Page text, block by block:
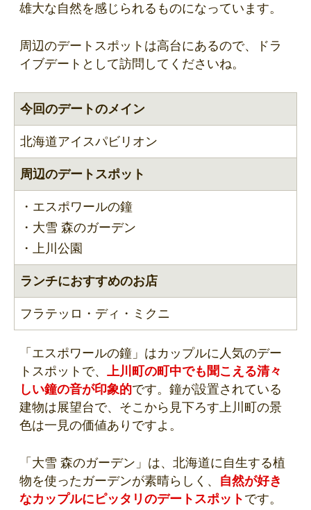
雄大な自然を感じられるものになっています。
周辺のデートスポットは高台にあるので、ドラ
イブデートとして訪問してくださいね。
今回のデートのメイン
北海道アイスパビリオン
周辺のデートスポット
・エスポワールの鐘
・大雪 森のガーデン
・上川公園
ランチにおすすめのお店
フラテッロ・ディ・ミクニ
「エスポワールの鐘」はカップルに人気のデー
トスポットで、
上川町の町中でも聞こえる清々
しい鐘の音が印象的です。鐘が設置されている
建物は展望台で、そこから見下ろす上川町の景
色は一見の価値ありですよ。
「大雪 森のガーデン」は、北海道に自生する植
物を使ったガーデンが素晴らしく、 自然が好き
なカップルにピッタリのデートスポット です。